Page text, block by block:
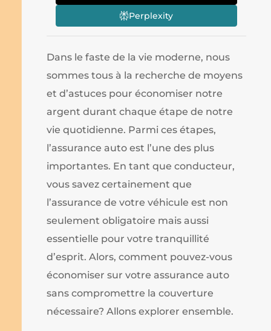
Perplexity
Dans le faste de la vie moderne, nous
sommes tous à la recherche de moyens
et d’astuces pour économiser notre
argent durant chaque étape de notre
vie quotidienne. Parmi ces étapes,
l’assurance auto est l’une des plus
importantes. En tant que conducteur,
vous savez certainement que
l’assurance de votre véhicule est non
seulement obligatoire mais aussi
essentielle pour votre tranquillité
d’esprit. Alors, comment pouvez-vous
économiser sur votre assurance auto
sans compromettre la couverture
nécessaire? Allons explorer ensemble.